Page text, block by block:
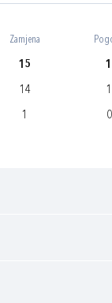
Zamjena
15 1
14 1
1 0